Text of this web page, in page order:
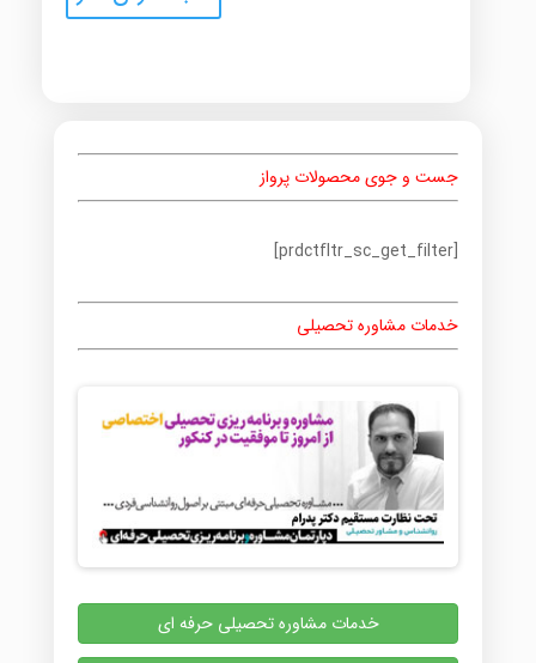
جست و جوی محصولات پرواز
[prdctfltr_sc_get_filter]
خدمات مشاوره تحصیلی
خدمات مشاوره تحصیلی حرفه ای